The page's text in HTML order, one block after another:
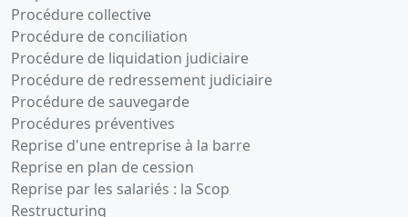
Procédure collective
Procédure de conciliation
Procédure de liquidation judiciaire
Procédure de redressement judiciaire
Procédure de sauvegarde
Procédures préventives
Reprise d'une entreprise à la barre
Reprise en plan de cession
Reprise par les salariés : la Scop
Restructuring